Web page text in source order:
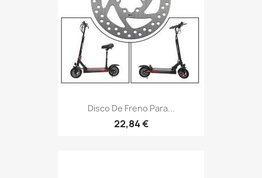
Disco De Freno Para...
22,84 €